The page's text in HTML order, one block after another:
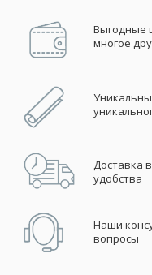
Выгодные
многое
Доставка
удобства
Наши
вопросы